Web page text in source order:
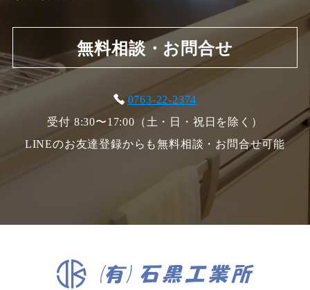
無料相談・お問合せ
0763-22-2374
受付 8:30〜17:00（土・日・祝日を除く）
LINEのお友達登録からも無料相談・お問合せ可能